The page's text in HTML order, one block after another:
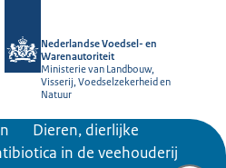
Nederlandse Voedsel- en
Warenautoriteit
Ministerie van Landbouw,
Visserij, Voedselzekerheid en
Natuur
Dieren, dierlijke
in de veehouderij